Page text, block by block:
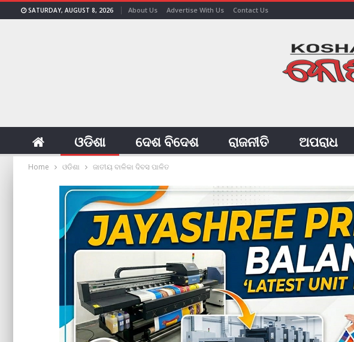
SATURDAY, AUGUST 8, 2026 About Us Advertise With Us Contact Us
ଓଡିଶା ଦେଶ ବିଦେଶ ରାଜନୀତି ଅପରାଧ
Home ଓଡିଶା ଜାତୀୟ ବାଳିକା ଦିବସ ପାଳିତ